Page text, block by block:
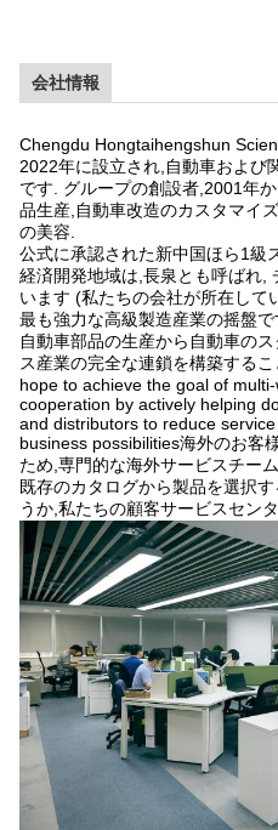
会社情報
Chengdu Hongtaihengshun
2022年に設立され,自動車および
です. グループの創設者,2001年
品生産,自動車改造のカスタマイ
の美容.
公式に承認された新中国ほら1級
経済開発地域は,長泉とも呼ばれ,
います (私たちの会社が所在して
最も強力な高級製造産業の摇盤
自動車部品の生産から自動車の
ス産業の完全な連鎖を構築する
hope to achieve the goal of
cooperation by actively helping
and distributors to reduce
business possibilities海外のお客
ため,専門的な海外サービスチー
既存のカタログから製品を選択
うか,私たちの顧客サービスセン